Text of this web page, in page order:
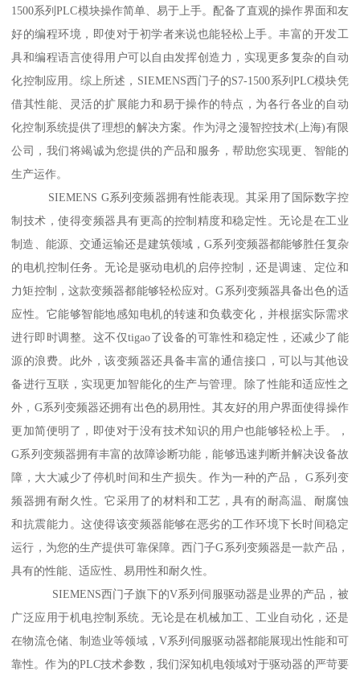
1500系列PLC模块操作简单、易于上手。配备了直观的操作界面和友
好的编程环境，即使对于初学者来说也能轻松上手。丰富的开发工
具和编程语言使得用户可以自由发挥创造力，实现更多复杂的自动
化控制应用。综上所述，SIEMENS西门子的S7-1500系列PLC模块凭
借其性能、灵活的扩展能力和易于操作的特点，为各行各业的自动
化控制系统提供了理想的解决方案。作为浔之漫智控技术(上海)有限
公司，我们将竭诚为您提供的产品和服务，帮助您实现更、智能的
生产运作。
SIEMENS G系列变频器拥有性能表现。其采用了国际数字控
制技术，使得变频器具有更高的控制精度和稳定性。无论是在工业
制造、能源、交通运输还是建筑领域，G系列变频器都能够胜任复杂
的电机控制任务。无论是驱动电机的启停控制，还是调速、定位和
力矩控制，这款变频器都能够轻松应对。G系列变频器具备出色的适
应性。它能够智能地感知电机的转速和负载变化，并根据实际需求
进行即时调整。这不仅tigao了设备的可靠性和稳定性，还减少了能
源的浪费。此外，该变频器还具备丰富的通信接口，可以与其他设
备进行互联，实现更加智能化的生产与管理。除了性能和适应性之
外，G系列变频器还拥有出色的易用性。其友好的用户界面使得操作
更加简便明了，即使对于没有技术知识的用户也能够轻松上手。，
G系列变频器拥有丰富的故障诊断功能，能够迅速判断并解决设备故
障，大大减少了停机时间和生产损失。作为一种的产品， G系列变
频器拥有耐久性。它采用了的材料和工艺，具有的耐高温、耐腐蚀
和抗震能力。这使得该变频器能够在恶劣的工作环境下长时间稳定
运行，为您的生产提供可靠保障。西门子G系列变频器是一款产品，
具有的性能、适应性、易用性和耐久性。
SIEMENS西门子旗下的V系列伺服驱动器是业界的产品，被
广泛应用于机电控制系统。无论是在机械加工、工业自动化，还是
在物流仓储、制造业等领域，V系列伺服驱动器都能展现出性能和可
靠性。作为的PLC技术参数，我们深知机电领域对于驱动器的严苛要